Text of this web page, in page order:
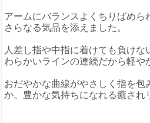
アームにバランスよくちりばめら
さらなる気品を添えました。
人差し指や中指に着けても負け
わらかいラインの連続だから軽や
おだやかな曲線がやさしく指を包
か。豊かな気持ちになれる癒され